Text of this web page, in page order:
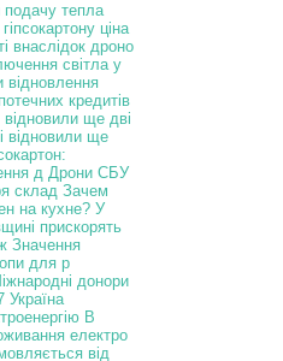
подачу тепла
ціна
внаслідок дроно
світла у
кредитів
відновили ще дві
відновили ще
д Дрони СБУ
склад Зачем
на кухне? У
прискорять
Значення
для р
донори
Україна
В
електро
від